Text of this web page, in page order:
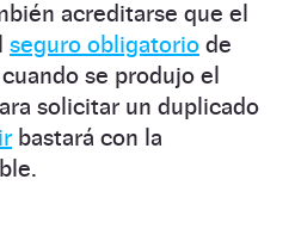
acreditarse que el
seguro obligatorio de
se produjo el
solicitar un duplicado
bastará con la